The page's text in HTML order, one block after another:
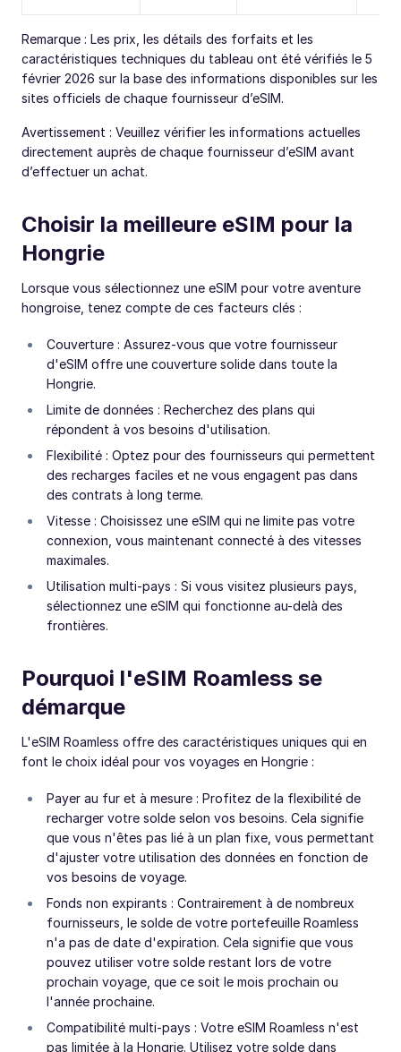
Remarque : Les prix, les détails des forfaits et les
caractéristiques techniques du tableau ont été vérifiés le 5
février 2026 sur la base des informations disponibles sur les
sites officiels de chaque fournisseur d’eSIM.
Avertissement : Veuillez vérifier les informations actuelles
directement auprès de chaque fournisseur d’eSIM avant
d’effectuer un achat.
Choisir la meilleure eSIM pour la
Hongrie
Lorsque vous sélectionnez une eSIM pour votre aventure
hongroise, tenez compte de ces facteurs clés :
Couverture : Assurez-vous que votre fournisseur
d'eSIM offre une couverture solide dans toute la
Hongrie.
Limite de données : Recherchez des plans qui
répondent à vos besoins d'utilisation.
Flexibilité : Optez pour des fournisseurs qui permettent
des recharges faciles et ne vous engagent pas dans
des contrats à long terme.
Vitesse : Choisissez une eSIM qui ne limite pas votre
connexion, vous maintenant connecté à des vitesses
maximales.
Utilisation multi-pays : Si vous visitez plusieurs pays,
sélectionnez une eSIM qui fonctionne au-delà des
frontières.
Pourquoi l'eSIM Roamless se
démarque
L'eSIM Roamless offre des caractéristiques uniques qui en
font le choix idéal pour vos voyages en Hongrie :
Payer au fur et à mesure : Profitez de la flexibilité de
recharger votre solde selon vos besoins. Cela signifie
que vous n'êtes pas lié à un plan fixe, vous permettant
d'ajuster votre utilisation des données en fonction de
vos besoins de voyage.
Fonds non expirants : Contrairement à de nombreux
fournisseurs, le solde de votre portefeuille Roamless
n'a pas de date d'expiration. Cela signifie que vous
pouvez utiliser votre solde restant lors de votre
prochain voyage, que ce soit le mois prochain ou
l'année prochaine.
Compatibilité multi-pays : Votre eSIM Roamless n'est
pas limitée à la Hongrie. Utilisez votre solde dans